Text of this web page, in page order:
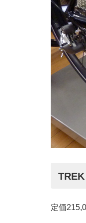
定価